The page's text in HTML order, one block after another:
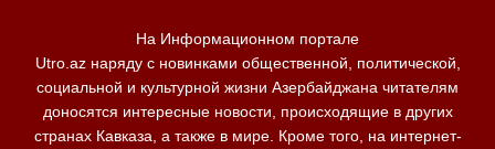
На Информационном портале
Utro.az наряду с новинками общественной, политической,
социальной и культурной жизни Азербайджана читателям
доносятся интересные новости, происходящие в других
странах Кавказа, а также в мире. Кроме того, на интернет-